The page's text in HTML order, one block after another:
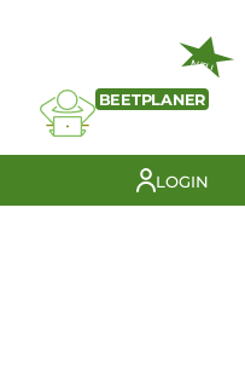
NEU
BEETPLANER
LOGIN